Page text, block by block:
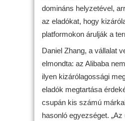
domináns helyzetével,
az eladókat, hogy
platformokon árulják a
Daniel Zhang, a vállalat
elmondta: az Alibaba
ilyen kizárólagossági
eladók megtartása
csupán kis számú
hasonló egyezséget. „Az